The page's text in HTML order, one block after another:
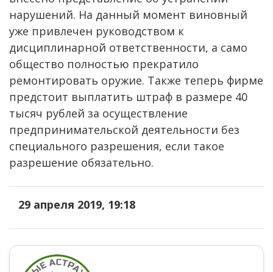
нарушений. На данный момент виновный
уже привлечен руководством к
дисциплинарной ответственности, а само
общество полностью прекратило
ремонтировать оружие. Также теперь фирме
предстоит выплатить штраф в размере 40
тысяч рублей за осуществление
предпринимательской деятельности без
специального разрешения, если такое
разрешение обязательно.
29 апреля 2019, 19:18